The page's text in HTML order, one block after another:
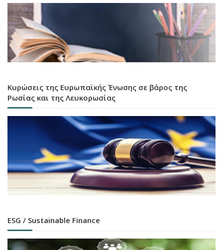
Κυρώσεις της Ευρωπαϊκής Ένωσης σε βάρος της
Ρωσίας και της Λευκορωσίας
ESG / Sustainable Finance